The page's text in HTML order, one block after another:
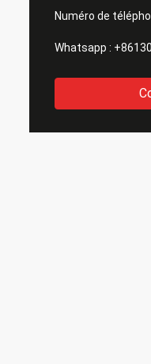
Numéro de
Whatsapp :